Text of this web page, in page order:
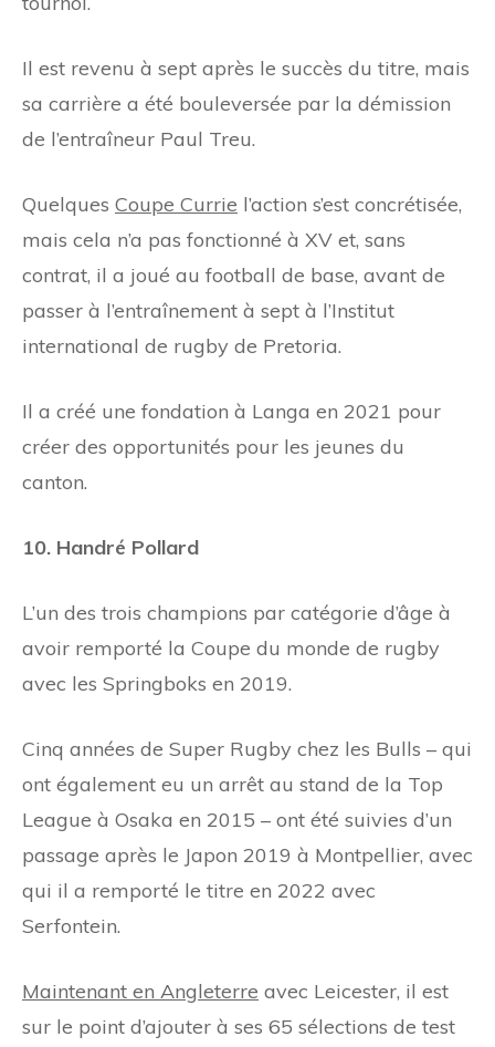
Il est revenu à sept après le succès du titre, mais
sa carrière a été bouleversée par la démission
de l’entraîneur Paul Treu.
Quelques Coupe Currie l’action s’est concrétisée,
mais cela n’a pas fonctionné à XV et, sans
contrat, il a joué au football de base, avant de
passer à l’entraînement à sept à l’Institut
international de rugby de Pretoria.
Il a créé une fondation à Langa en 2021 pour
créer des opportunités pour les jeunes du
canton.
10. Handré Pollard
L’un des trois champions par catégorie d’âge à
avoir remporté la Coupe du monde de rugby
avec les Springboks en 2019.
Cinq années de Super Rugby chez les Bulls – qui
ont également eu un arrêt au stand de la Top
League à Osaka en 2015 – ont été suivies d’un
passage après le Japon 2019 à Montpellier, avec
qui il a remporté le titre en 2022 avec
Serfontein.
Maintenant en Angleterre avec Leicester, il est
sur le point d’ajouter à ses 65 sélections de test